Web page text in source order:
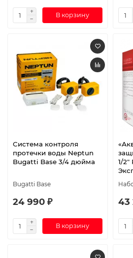
В корзину
Система контроля
протечки воды Neptun
Bugatti Base 3/4 дюйма
Bugatti Base
24 990 ₽
В корзину
1/
43